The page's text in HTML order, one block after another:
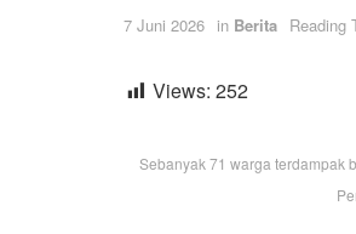
7 Juni 2026 in Berita Reading
Views: 252
Sebanyak 71 warga terdampak